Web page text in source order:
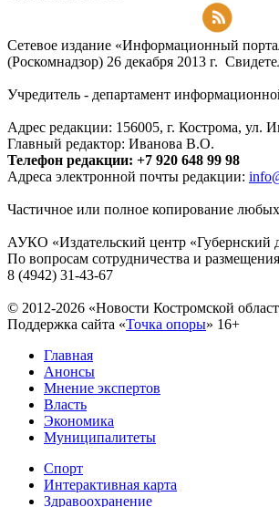
Сетевое издание «Информационный
(Роскомнадзор) 26 декабря 2013 г.
Учредитель - департамент
Адрес редакции: 156005, г. Кострома, ул.
Главный редактор: Иванова В.О.
Телефон редакции: +7 920 648 99 98
Адреса электронной почты редакции:
Частичное или полное копирование
АУКО «Издательский центр «Губернский
По вопросам сотрудничества и
8 (4942) 31-43-67
© 2012-2026 «Новости Костромской
Поддержка сайта «Точка опоры» 16+
Главная
Анонсы
Мнение экспертов
Власть
Экономика
Муниципалитеты
Спорт
Интерактивная карта
Здравоохранение